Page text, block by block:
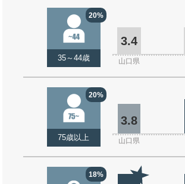
20%
35～44歳
3.4
山口県
20%
75歳以上
3.8
山口県
18%